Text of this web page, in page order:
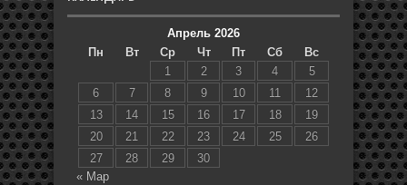
Апрель 2026
Пн
Вт Ср Чт Пт Сб
Вс
1
2 3 4
5
6
7 8 9 10 11
12
13
14 15 16 17 18
19
20
21 22 23 24 25
26
27
28 29
30
« Мар